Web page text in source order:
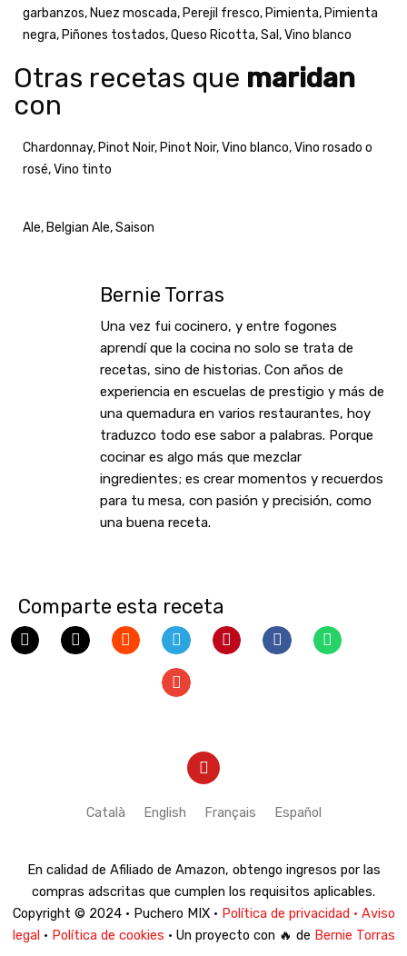
garbanzos, Nuez moscada, Perejil fresco, Pimienta, Pimienta
negra, Piñones tostados,Queso Ricotta,Sal ,Vino blanco
Otras recetas que maridan
con
Chardonnay, Pinot Noir, Pinot Noir,Vino blanco,Vino rosado o
rosé,Vino tinto
Ale, Belgian Ale,Saison
Bernie Torras
Una vez fui cocinero, y entre fogones
aprendí que la cocina no solo se trata de
recetas, sino de historias. Con años de
experiencia en escuelas de prestigio y más de
una quemadura en varios restaurantes, hoy
traduzco todo ese sabor a palabras. Porque
cocinar es algo más que mezclar
ingredientes; es crear momentos y recuerdos
para tu mesa, con pasión y precisión, como
una buena receta.
Comparte esta receta
Y
o
t
Català English Français Español
En calidad de Afiliado de Amazon, obtengo ingresos por las
compras adscritas que cumplen los requisitos aplicables.
Copyright © 2024 · Puchero MIX · Política de privacidad · Aviso
legal· Política de cookies · Un proyecto con 🔥 de Bernie Torras